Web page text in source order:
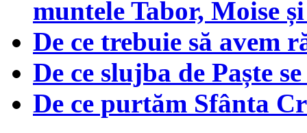
muntele Tabor, Moise
De ce trebuie să avem
De ce slujba de Paște
De ce purtăm Sfânta